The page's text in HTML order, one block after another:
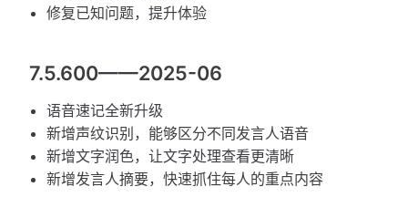
修复已知问题，提升体验
7.5.600——2025-06
语音速记全新升级
新增声纹识别，能够区分不同发言人语音
新增文字润色，让文字处理查看更清晰
新增发言人摘要，快速抓住每人的重点内容